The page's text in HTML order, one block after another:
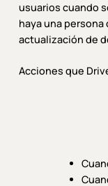
usuarios cuando
haya una
actualización de
Acciones que